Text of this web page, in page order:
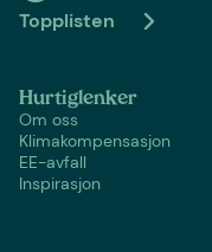
Topplisten
Hurtiglenker
Om oss
Klimakompensasjon
EE-avfall
Inspirasjon